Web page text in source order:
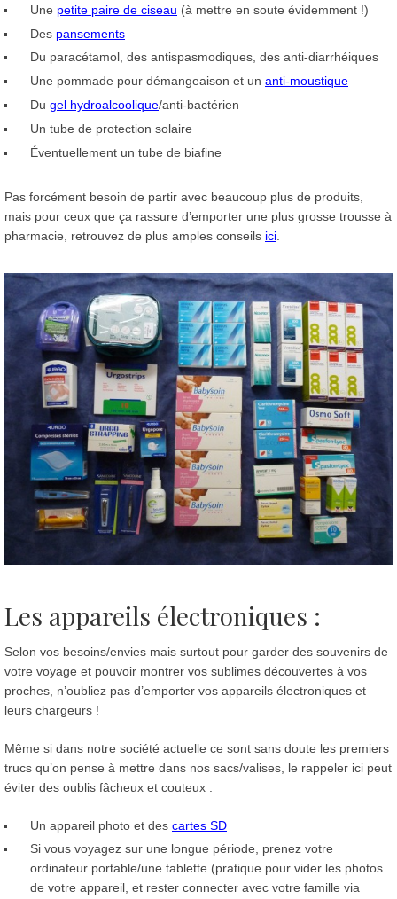
Une petite paire de ciseau (à mettre en soute évidemment !)
Des pansements
Du paracétamol, des antispasmodiques, des anti-diarrhéiques
Une pommade pour démangeaison et un anti-moustique
Du gel hydroalcoolique/anti-bactérien
Un tube de protection solaire
Éventuellement un tube de biafine
Pas forcément besoin de partir avec beaucoup plus de produits,
mais pour ceux que ça rassure d’emporter une plus grosse trousse à
pharmacie, retrouvez de plus amples conseils ici
Les appareils électroniques :
Selon vos besoins/envies mais surtout pour garder des souvenirs de
votre voyage et pouvoir montrer vos sublimes découvertes à vos
proches, n’oubliez pas d’emporter vos appareils électroniques et
leurs chargeurs !
Même si dans notre société actuelle ce sont sans doute les premiers
trucs qu’on pense à mettre dans nos sacs/valises, le rappeler ici peut
éviter des oublis fâcheux et couteux :
Un appareil photo et des cartes SD
Si vous voyagez sur une longue période, prenez votre
ordinateur portable/une tablette (pratique pour vider les photos
de votre appareil, et rester connecter avec votre famille via